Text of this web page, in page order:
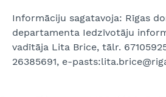
Informāciju sagatavoja: Rīgas
departamenta Iedzīvotāju
vadītāja Lita Brice, tālr.
26385691, e-